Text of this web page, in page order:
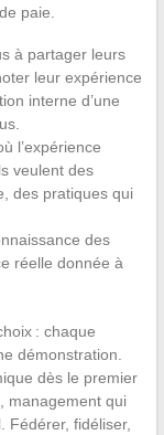
paie.
à partager leurs
leur expérience
interne d’une
l’expérience
veulent des
des pratiques qui
des
réelle donnée à
: chaque
démonstration.
dès le premier
management qui
Fédérer, fidéliser,